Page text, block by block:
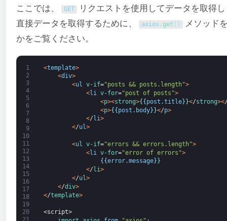
ここでは、 GET リクエストを使用してデータを取得
直接データを取得するために、
axios .get ( ) メソッド
かをご覧ください。
1
2
3
4
5
6
7
8
9
10
11
12
13
14
15
16
17
18
19
20
21
<template>
<div>
<ul v-if="posts && posts.length">
<li v-for="post of posts">
<p><strong>{{post .title}}</strong><
<p>{{post . body}}</p>
</ li>
</ul>
<ul v-if="errors && errors.length">
<li v-for="error of errors">
{ {error.message} }
</ li>
</ul>
</div>
</template>
<script>